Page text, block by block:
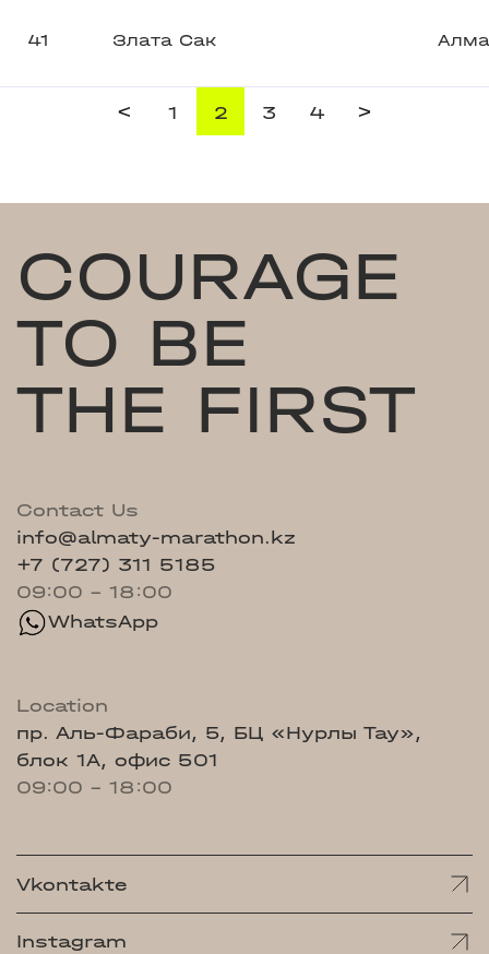
41 Злата Сак
< 1 2 3 4 >
COURAGE
TO BE
THE FIRST
Contact Us
info@almaty-marathon.kz
+7 (727) 311 5185
09:00 - 18:00
WhatsApp
Location
пр. Аль-Фараби, 5, БЦ «Нурлы Тау»,
блок 1А, офис 501
09:00 - 18:00
Vkontakte
Instagram